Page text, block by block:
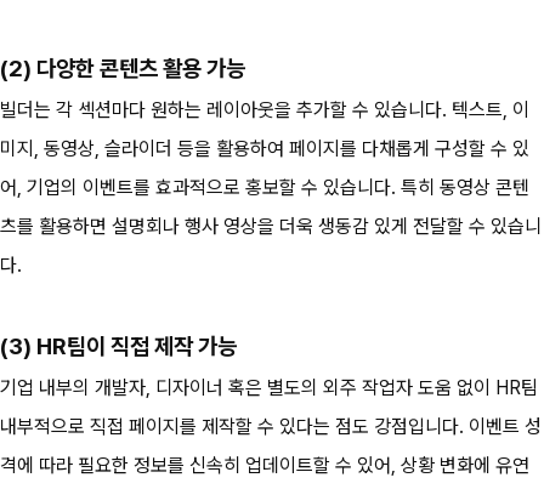
(2) 다양한 콘텐츠 활용 가능
빌더는 각 섹션마다 원하는 레이아웃을 추가할 수 있습니다. 텍스트, 이
미지, 동영상, 슬라이더 등을 활용하여 페이지를 다채롭게 구성할 수 있
어, 기업의 이벤트를 효과적으로 홍보할 수 있습니다. 특히 동영상 콘텐
츠를 활용하면 설명회나 행사 영상을 더욱 생동감 있게 전달할 수 있습니
다.
(3) HR팀이 직접 제작 가능
기업 내부의 개발자, 디자이너 혹은 별도의 외주 작업자 도움 없이 HR팀
내부적으로 직접 페이지를 제작할 수 있다는 점도 강점입니다. 이벤트 성
격에 따라 필요한 정보를 신속히 업데이트할 수 있어, 상황 변화에 유연